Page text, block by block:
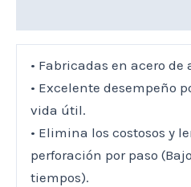
• Fabricadas en acero de
• Excelente desempeño
vida útil.
• Elimina los costosos y
perforación por paso
tiempos).